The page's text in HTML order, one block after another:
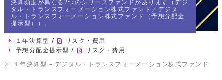
決算頻度が異なる2つのシリーズファンドがあります（デジ
タル・トランスフォーメーション株式ファンド／デジタ
ル・トランスフォーメーション株式ファンド（予想分配金
提示型））。
１年決算型 /
リスク・費用
予想分配金提示型 /
リスク・費用
※
１年決算型 = デジタル・トランスフォーメーション株式ファンド